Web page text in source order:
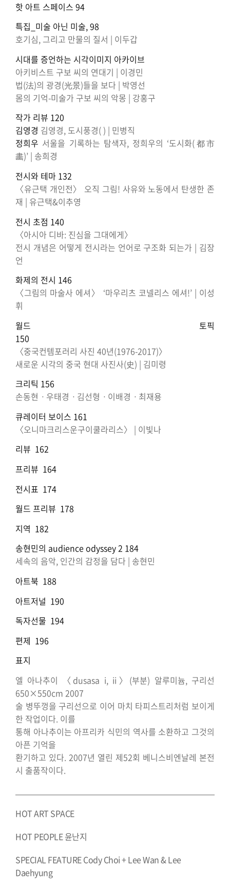
핫 아트 스페이스 94
특집_미술 아닌 미술, 98
호기심, 그리고 만물의 질서 | 이두갑
시대를 증언하는 시각이미지 아카이브
아키비스트 구보 씨의 연대기 | 이경민
법(法)의 광경(光景)들을 보다 | 박영선
몸의 기억-미술가 구보 씨의 악몽 | 강홍구
작가 리뷰 120
김영경 김영경, 도시풍경( ) | 민병직
정희우 서울을 기록하는 탐색자, 정희우의 ‘도시화(都市
畵)’ | 송희경
전시와 테마 132
〈유근택 개인전〉 오직 그림! 사유와 노동에서 탄생한 존
재 | 유근택&이추영
전시 초점 140
〈아시아 디바: 진심을 그대에게〉
전시 개념은 어떻게 전시라는 언어로 구조화 되는가 | 김장
언
화제의 전시 146
〈그림의 마술사 에셔〉 ‘마우리츠 코넬리스 에셔!’ | 이성
휘
월드 토픽
〈중국컨템포러리 사진 40년(1976-2017)〉
새로운 시각의 중국 현대 사진사(史) | 김미령
크리틱 156
손동현ㆍ우태경ㆍ김선형ㆍ이배경ㆍ최재용
큐레이터 보이스 161
〈오니마크리스운구이쿨라리스〉 | 이빛나
리뷰 162
프리뷰 164
전시표 174
월드 프리뷰 178
지역 182
송현민의 audience odyssey 2 184
세속의 음악, 인간의 감정을 담다 | 송현민
아트북 188
아트저널 190
독자선물 194
편제 196
표지
엘 아나추이 〈dusasa i, ii〉(부분) 알루미늄, 구리선
650×550cm 2007
술 병뚜껑을 구리선으로 이어 마치 타피스트리처럼 보이게
한 작업이다. 이를
통해 아나추이는 아프리카 식민의 역사를 소환하고 그것의
아픈 기억을
환기하고 있다. 2007년 열린 제52회 베니스비엔날레 본전
시 출품작이다.
HOT ART SPACE
HOT PEOPLE 윤난지
SPECIAL FEATURE Cody Choi + Lee Wan & Lee
Daehyung